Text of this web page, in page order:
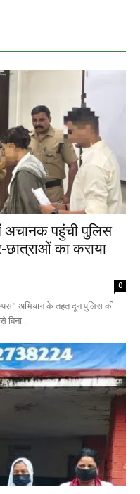
पहुंची पुलिस
छात्राओं का कराया
0
अभियान के तहत दून पुलिस की
बिना...